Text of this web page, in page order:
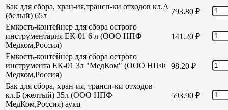
Бак для сбора, хран-ия,трансп-ки отходов кл.А
(белый) 65л
793.80 ₽
Емкость-контейнер для сбора острого
инструментария ЕК-01 6 л (ООО НПФ
Медком,Россия)
141.20 ₽
Емкость-контейнер для сбора острого
инструмента ЕК-01 3л "МедКом" (ООО НПФ
Медком,Россия)
98.20 ₽
Бак для сбора, хран-ия, трансп-ки отходов
кл.Б (желтый) 35л (ООО НПФ
МедКом,Россия) аукц
593.90 ₽